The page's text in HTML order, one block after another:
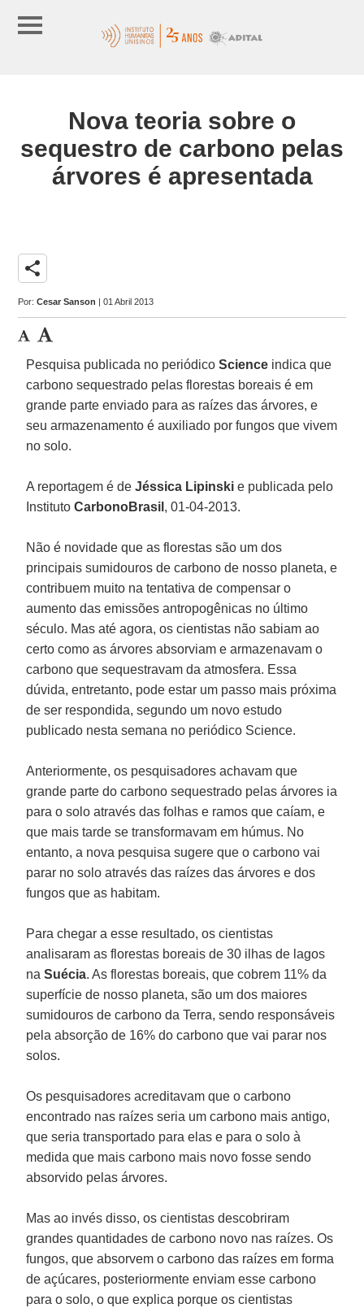
Nova teoria sobre o
sequestro de carbono pelas
árvores é apresentada
share
Por:Cesar Sanson | 01 Abril 2013
Pesquisa publicada no periódicoScience indica que
carbono sequestrado pelas florestas boreais é em
grande parte enviado para as raízes das árvores, e
seu armazenamento é auxiliado por fungos que vivem
no solo.
A reportagem é deJéssica Lipinskie publicada pelo
InstitutoCarbonoBrasil , 01-04-2013.
Não é novidade que as florestas são um dos
principais sumidouros de carbono de nosso planeta, e
contribuem muito na tentativa de compensar o
aumento das emissões antropogênicas no último
século. Mas até agora, os cientistas não sabiam ao
certo como as árvores absorviam e armazenavam o
carbono que sequestravam da atmosfera. Essa
dúvida, entretanto, pode estar um passo mais próxima
de ser respondida, segundo um novo estudo
publicado nesta semana no periódico Science.
Anteriormente, os pesquisadores achavam que
grande parte do carbono sequestrado pelas árvores ia
para o solo através das folhas e ramos que caíam, e
que mais tarde se transformavam em húmus. No
entanto, a nova pesquisa sugere que o carbono vai
parar no solo através das raízes das árvores e dos
fungos que as habitam.
Para chegar a esse resultado, os cientistas
analisaram as florestas boreais de 30 ilhas de lagos
naSuécia. As florestas boreais, que cobrem 11% da
superfície de nosso planeta, são um dos maiores
sumidouros de carbono da Terra, sendo responsáveis
pela absorção de 16% do carbono que vai parar nos
solos.
Os pesquisadores acreditavam que o carbono
encontrado nas raízes seria um carbono mais antigo,
que seria transportado para elas e para o solo à
medida que mais carbono mais novo fosse sendo
absorvido pelas árvores.
Mas ao invés disso, os cientistas descobriram
grandes quantidades de carbono novo nas raízes. Os
fungos, que absorvem o carbono das raízes em forma
de açúcares, posteriormente enviam esse carbono
para o solo, o que explica porque os cientistas